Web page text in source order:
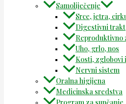
Samoliječenje
Srce, jetra,
Digestivni trakt
Reproduktivno
Uho, grlo, nos
Kosti, zglobovi
Nervni sistem
Oralna higijena
Medicinska sredstva